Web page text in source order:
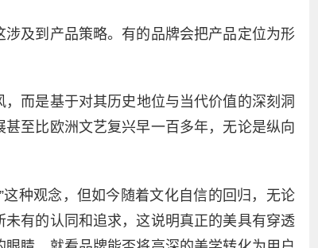
及到产品策略。有的品牌会把产品定位为形
而是基于对其历史地位与当代价值的深刻洞
至比欧洲文艺复兴早一百多年，无论是纵向
种观念，但如今随着文化自信的回归，无论
有的认同和追求，这说明真正的美具有穿透